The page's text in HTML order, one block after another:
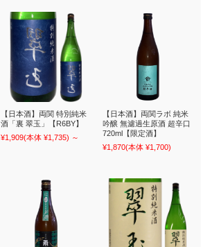
【日本酒】両関 特別純米
酒「裏 翠玉」【R6BY】
¥1,909(本体 ¥1,735) ～
【日本酒】両関ラボ 純米
吟醸 無濾過生原酒 超辛口
720ml【限定酒】
¥1,870(本体 ¥1,700)